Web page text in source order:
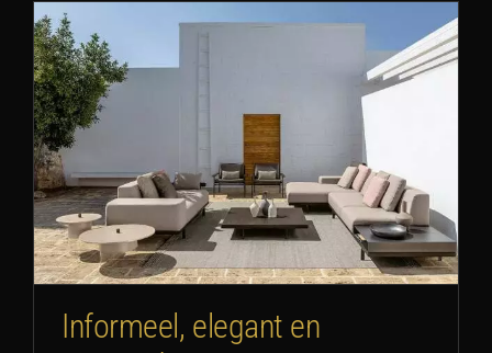
Informeel, elegant en